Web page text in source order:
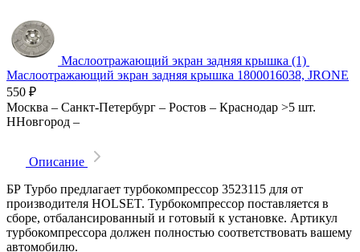
Маслоотражающий экран задняя крышка (1)
Маслоотражающий экран задняя крышка 1800016038, JRONE
550 ₽
Москва – Санкт-Петербург – Ростов – Краснодар >5 шт.
ННовгород –
Описание
БР Турбо предлагает турбокомпрессор 3523115 для от
производителя HOLSET. Турбокомпрессор поставляется в
сборе, отбалансированный и готовый к установке. Артикул
турбокомпрессора должен полностью соответствовать вашему
автомобилю.